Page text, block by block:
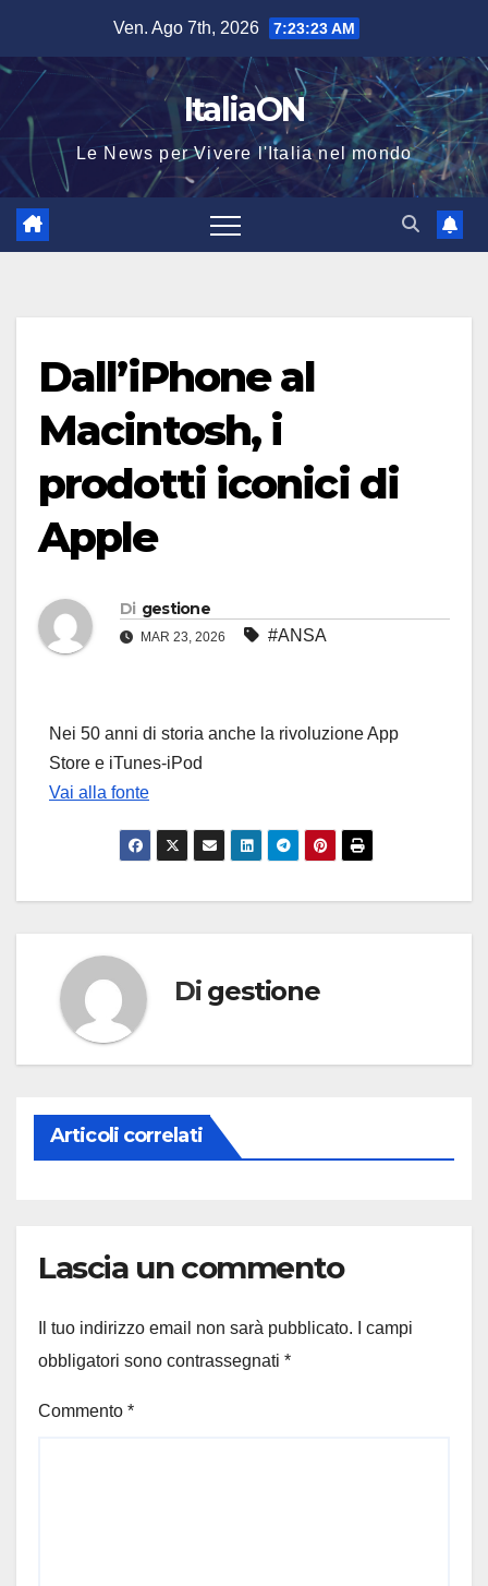
contenuto
Ven. Ago 7th, 2026 7:23:24 AM
ItaliaON
Le News per Vivere l'Italia nel mondo
Dall’iPhone al
Macintosh, i
prodotti iconici di
Apple
Di gestione
MAR 23, 2026 #ANSA
Nei 50 anni di storia anche la rivoluzione App
Store e iTunes-iPod
Vai alla fonte
Di gestione
Articoli correlati
Lascia un commento
Il tuo indirizzo email non sarà pubblicato.
I campi
obbligatori sono contrassegnati *
Commento *